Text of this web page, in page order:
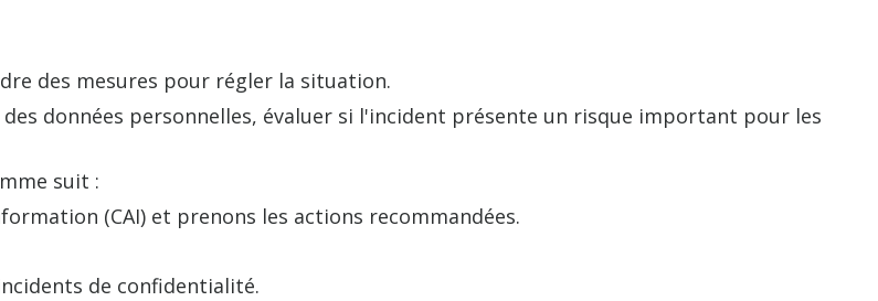
des mesures pour régler la situation.
données personnelles, évaluer si l'incident présente un risque important pour les
suit :
(CAI) et prenons les actions recommandées.
de confidentialité.